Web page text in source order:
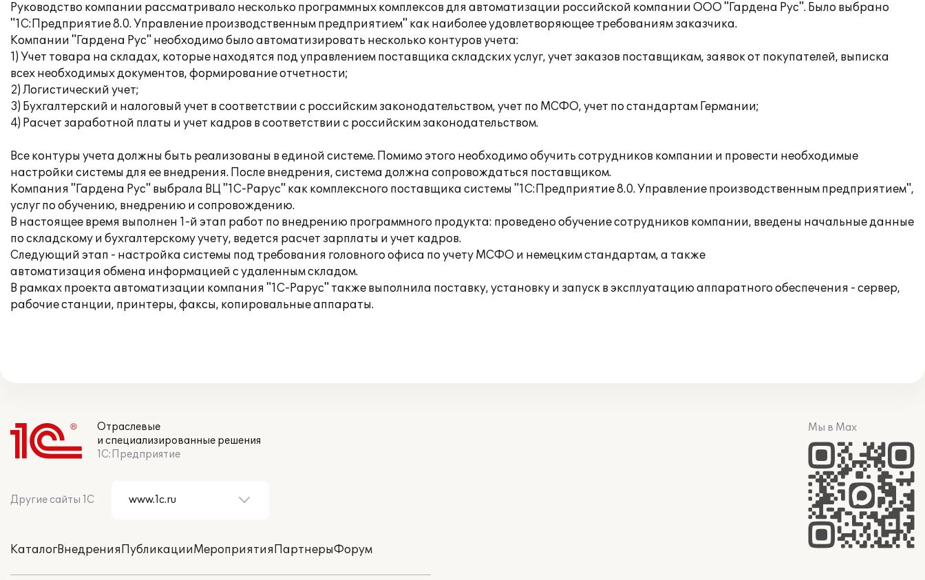
Руководство компании рассматривало несколько программных комплексов для автоматизации российской компании ООО "Гардена Рус". Было выбрано
"1С:Предприятие 8.0. Управление производственным предприятием" как наиболее удовлетворяющее требованиям заказчика.
Компании "Гардена Рус" необходимо было автоматизировать несколько контуров учета:
1) Учет товара на складах, которые находятся под управлением поставщика складских услуг, учет заказов поставщикам, заявок от покупателей, выписка
всех необходимых документов, формирование отчетности;
2) Логистический учет;
3) Бухгалтерский и налоговый учет в соответствии с российским законодательством, учет по МСФО, учет по стандартам Германии;
4) Расчет заработной платы и учет кадров в соответствии с российским законодательством.
Все контуры учета должны быть реализованы в единой системе. Помимо этого необходимо обучить сотрудников компании и провести необходимые
настройки системы для ее внедрения. После внедрения, система должна сопровождаться поставщиком.
Компания "Гардена Рус" выбрала ВЦ "1С-Рарус" как комплексного поставщика системы "1С:Предприятие 8.0. Управление производственным предприятием",
услуг по обучению, внедрению и сопровождению.
В настоящее время выполнен 1-й этап работ по внедрению программного продукта: проведено обучение сотрудников компании, введены начальные данные
по складскому и бухгалтерскому учету, ведется расчет зарплаты и учет кадров.
Следующий этап - настройка системы под требования головного офиса по учету МСФО и немецким стандартам, а также
автоматизация обмена информацией с удаленным складом.
В рамках проекта автоматизации компания "1С-Рарус" также выполнила поставку, установку и запуск в эксплуатацию аппаратного обеспечения - сервер,
рабочие станции, принтеры, факсы, копировальные аппараты.
Отраслевые
и специализированные решения
1С:Предприятие
Другие сайты 1С
КаталогВнедренияПубликацииМероприятияПартнерыФорум
Мы в Max